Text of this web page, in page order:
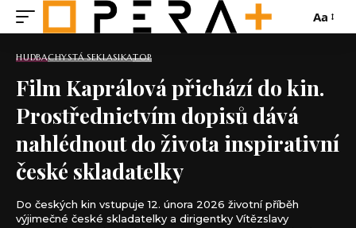
Aa
HUDBACHYSTÁ SEKLASIKATOP
Film Kaprálová přichází do kin.
Prostřednictvím dopisů dává
nahlédnout do života inspirativní
české skladatelky
Do českých kin vstupuje 12. února 2026 životní příběh
výjimečné české skladatelky a dirigentky Vítězslavy